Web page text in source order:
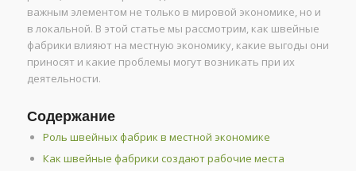
важным элементом не только в мировой экономике, но и
в локальной. В этой статье мы рассмотрим, как швейные
фабрики влияют на местную экономику, какие выгоды они
приносят и какие проблемы могут возникать при их
деятельности.
Содержание
Роль швейных фабрик в местной экономике
Как швейные фабрики создают рабочие места